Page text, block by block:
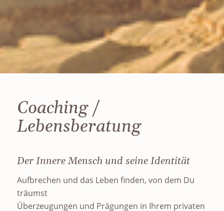
Coaching /
Lebensberatung
Der Innere Mensch und seine Identität
Aufbrechen und das Leben finden, von dem Du
träumst
Überzeugungen und Prägungen in Ihrem privaten